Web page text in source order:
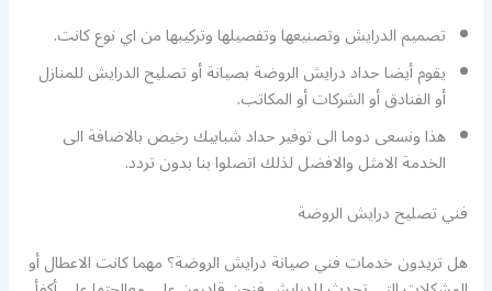
تصميم الدرايش وتصنيعها وتفصيلها وتركيبها من اي نوع كانت.
يقوم أيضا حداد درايش الروضة بصيانة أو تصليح الدرايش للمنازل
أو الفنادق أو الشركات أو المكاتب.
هذا ونسعى دوما الى توفير حداد شبابيك رخيص بالاضافة الى
الخدمة الامثل والافضل لذلك اتصلوا بنا بدون تردد.
فني تصليح درايش الروضة
هل تريدون خدمات فني صيانة درايش الروضة؟ مهما كانت الاعطال أو